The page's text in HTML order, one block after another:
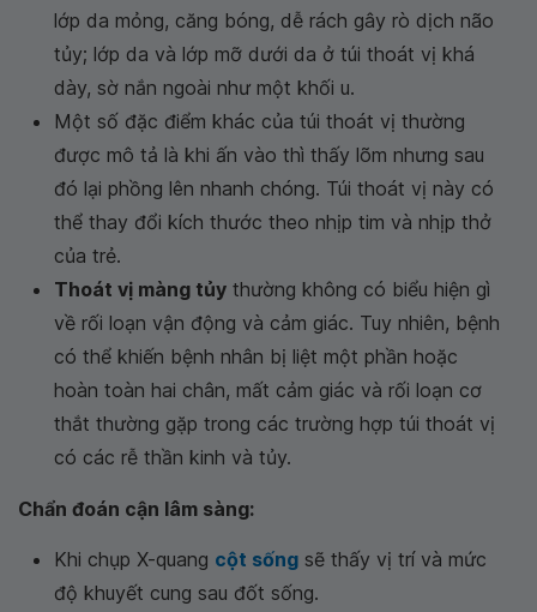
lớp da mỏng, căng bóng, dễ rách gây rò dịch não
tủy; lớp da và lớp mỡ dưới da ở túi thoát vị khá
dày, sờ nắn ngoài như một khối u.
Một số đặc điểm khác của túi thoát vị thường
được mô tả là khi ấn vào thì thấy lõm nhưng sau
đó lại phồng lên nhanh chóng. Túi thoát vị này có
thể thay đổi kích thước theo nhịp tim và nhịp thở
của trẻ.
Thoát vị màng tủy thường không có biểu hiện gì
về rối loạn vận động và cảm giác. Tuy nhiên, bệnh
có thể khiến bệnh nhân bị liệt một phần hoặc
hoàn toàn hai chân, mất cảm giác và rối loạn cơ
thắt thường gặp trong các trường hợp túi thoát vị
có các rễ thần kinh và tủy.
Chẩn đoán cận lâm sàng:
Khi chụp X-quang cột sống sẽ thấy vị trí và mức
độ khuyết cung sau đốt sống.